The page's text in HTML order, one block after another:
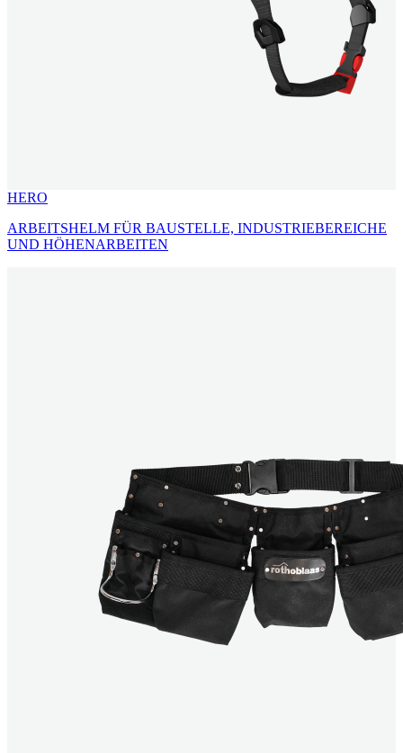
HERO
ARBEITSHELM FÜR BAUSTELLE, INDUSTRIEBEREICHE
UND HÖHENARBEITEN